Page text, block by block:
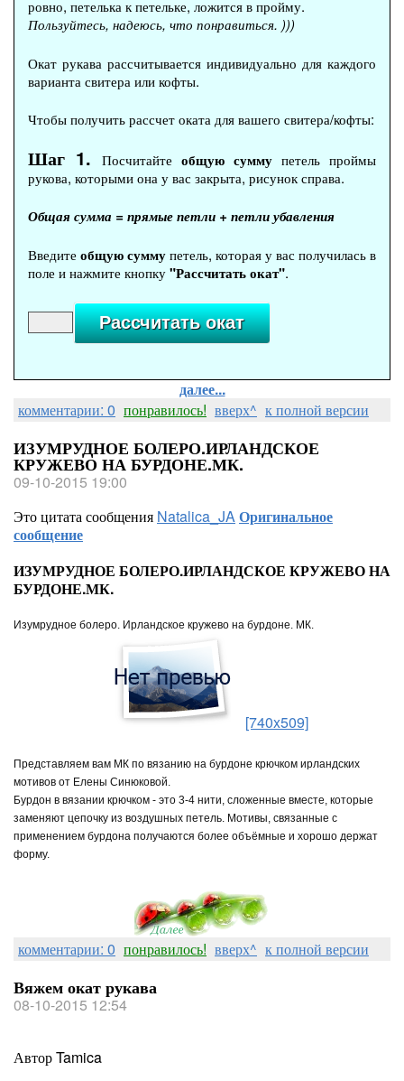
ровно, петелька к петельке, ложится в пройму.
Пользуйтесь, надеюсь, что понравиться. )))
Окат рукава рассчитывается индивидуально для каждого
варианта свитера или кофты.
Чтобы получить рассчет оката для вашего свитера/кофты:
Шаг 1. Посчитайте общую сумму петель проймы
рукова, которыми она у вас закрыта, рисунок справа.
Общая сумма = прямые петли + петли убавления
Введите общую суммупетель, которая у вас получилась в
поле и нажмите кнопку"Рассчитать окат".
далее...
комментарии: 0 понравилось! вверх^ к полной версии
ИЗУМРУДНОЕ БОЛЕРО.ИРЛАНДСКОЕ
КРУЖЕВО НА БУРДОНЕ.МК.
09-10-2015 19:00
Это цитата сообщения Natalica_JAОригинальное
сообщение
ИЗУМРУДНОЕ БОЛЕРО.ИРЛАНДСКОЕ КРУЖЕВО НА
БУРДОНЕ.МК.
Изумрудное болеро. Ирландское кружево на бурдоне. МК.
[740x509]
Представляем вам МК по вязанию на бурдоне крючком ирландских
мотивов от Елены Синюковой.
Бурдон в вязании крючком - это 3-4 нити, сложенные вместе, которые
заменяют цепочку из воздушных петель. Мотивы, связанные с
применением бурдона получаются более объёмные и хорошо держат
форму.
комментарии: 0 понравилось! вверх^ к полной версии
Вяжем окат рукава
08-10-2015 12:54
Автор Tamica